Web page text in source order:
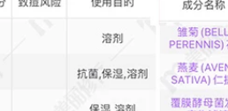
Facelive / fethi ni
ẩm dưỡng ẩm mụn
trứng cá đánh dấu
thấu mặt nạ cỏ mặt
nạ giấy khô